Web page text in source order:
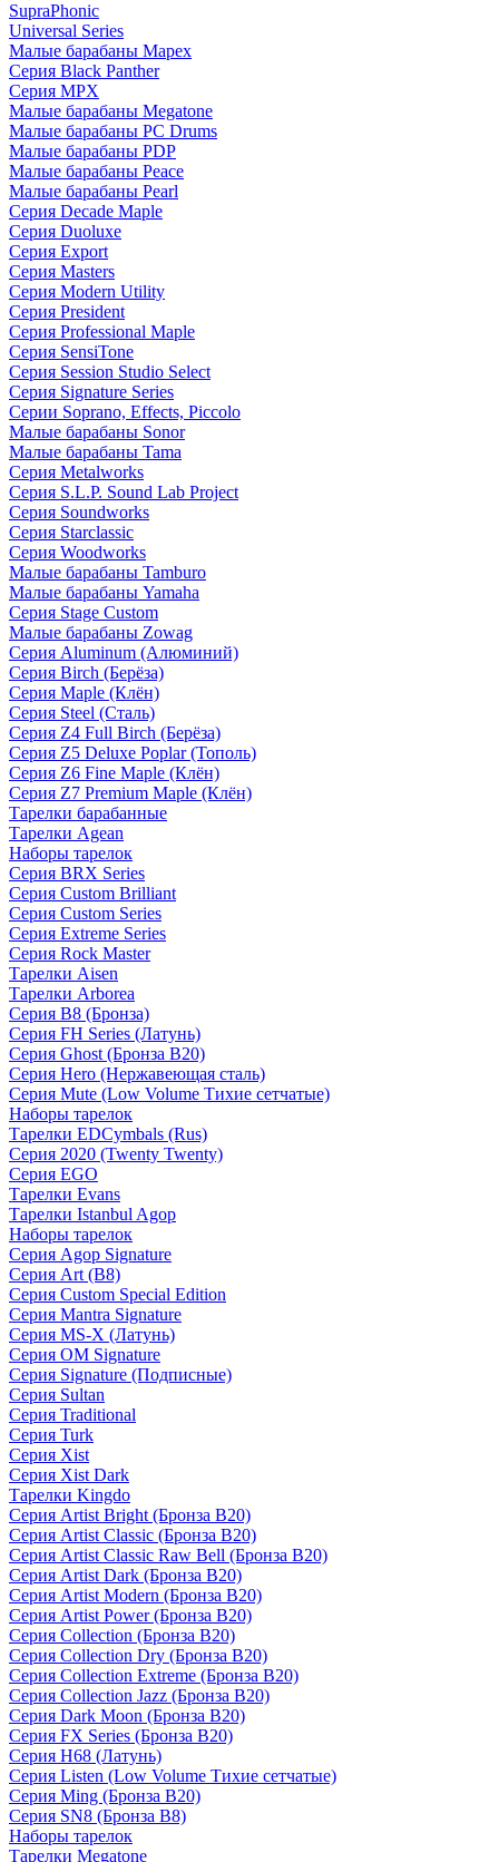
SupraPhonic
Universal Series
Малые барабаны Mapex
Серия Black Panther
Серия MPX
Малые барабаны Megatone
Малые барабаны PC Drums
Малые барабаны PDP
Малые барабаны Peace
Малые барабаны Pearl
Серия Decade Maple
Серия Duoluxe
Серия Export
Серия Masters
Серия Modern Utility
Серия President
Серия Professional Maple
Серия SensiTone
Серия Session Studio Select
Серия Signature Series
Серии Soprano, Effects, Piccolo
Малые барабаны Sonor
Малые барабаны Tama
Серия Metalworks
Серия S.L.P. Sound Lab Project
Серия Soundworks
Серия Starclassic
Серия Woodworks
Малые барабаны Tamburo
Малые барабаны Yamaha
Серия Stage Custom
Малые барабаны Zowag
Серия Aluminum (Алюминий)
Серия Birch (Берёза)
Серия Maple (Клён)
Серия Steel (Сталь)
Серия Z4 Full Birch (Берёза)
Серия Z5 Deluxe Poplar (Тополь)
Серия Z6 Fine Maple (Клён)
Серия Z7 Premium Maple (Клён)
Тарелки барабанные
Тарелки Agean
Наборы тарелок
Серия BRX Series
Серия Custom Brilliant
Серия Custom Series
Серия Extreme Series
Серия Rock Master
Тарелки Aisen
Тарелки Arborea
Серия B8 (Бронза)
Серия FH Series (Латунь)
Серия Ghost (Бронза B20)
Серия Hero (Нержавеющая сталь)
Серия Mute (Low Volume Тихие сетчатые)
Наборы тарелок
Тарелки EDCymbals (Rus)
Серия 2020 (Twenty Twenty)
Серия EGO
Тарелки Evans
Тарелки Istanbul Agop
Наборы тарелок
Серия Agop Signature
Серия Art (B8)
Серия Custom Special Edition
Серия Mantra Signature
Серия MS-X (Латунь)
Серия OM Signature
Серия Signature (Подписные)
Серия Sultan
Серия Traditional
Серия Turk
Серия Xist
Серия Xist Dark
Тарелки Kingdo
Серия Artist Bright (Бронза B20)
Серия Artist Classic (Бронза B20)
Серия Artist Classic Raw Bell (Бронза B20)
Серия Artist Dark (Бронза B20)
Серия Artist Modern (Бронза B20)
Серия Artist Power (Бронза B20)
Серия Collection (Бронза B20)
Серия Collection Dry (Бронза B20)
Серия Collection Extreme (Бронза B20)
Серия Collection Jazz (Бронза B20)
Серия Dark Moon (Бронза B20)
Серия FX Series (Бронза B20)
Серия H68 (Латунь)
Серия Listen (Low Volume Тихие сетчатые)
Серия Ming (Бронза B20)
Серия SN8 (Бронза B8)
Наборы тарелок
Тарелки Megatone